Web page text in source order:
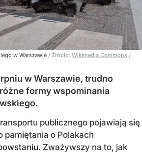
w Warszawie / Źródło: Wikimedia Commons /
w Warszawie, trudno
formy wspominania
publicznego pojawiają się
pamiętania o Polakach
Zważywszy na to, jak